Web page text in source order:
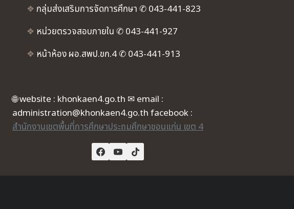
❖ กลุ่มส่งเสริมการจัดการศึกษา ✆ 043-441-823
❖ หน่วยตรวจสอบภายใน ✆ 043-441-927
❖ หน้าห้อง ผอ.สพป.ขก.4 ✆ 043-441-913
🌐 website : khonkaen4.go.th ✉ email :
administration@khonkaen4.go.th facebook :
สำนักงานเขตพื้นที่การศึกษาประถมศึกษาขอนแก่น เขต 4